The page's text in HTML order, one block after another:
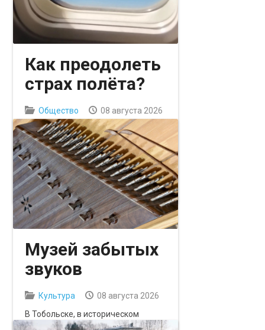
СПОРТ
ИСТОРИЯ
АРХИВ PDF
Как преодолеть
страх полёта?
Общество
08 августа 2026
Аэрофобия — распространённое
явление: многие испытывают
тревогу перед полётом или во
время него, хотя авиация
считается самым безопасным
видом транспорта.
Музей забытых
звуков
Культура
08 августа 2026
В Тобольске, в историческом
Гостином дворе, где когда-то